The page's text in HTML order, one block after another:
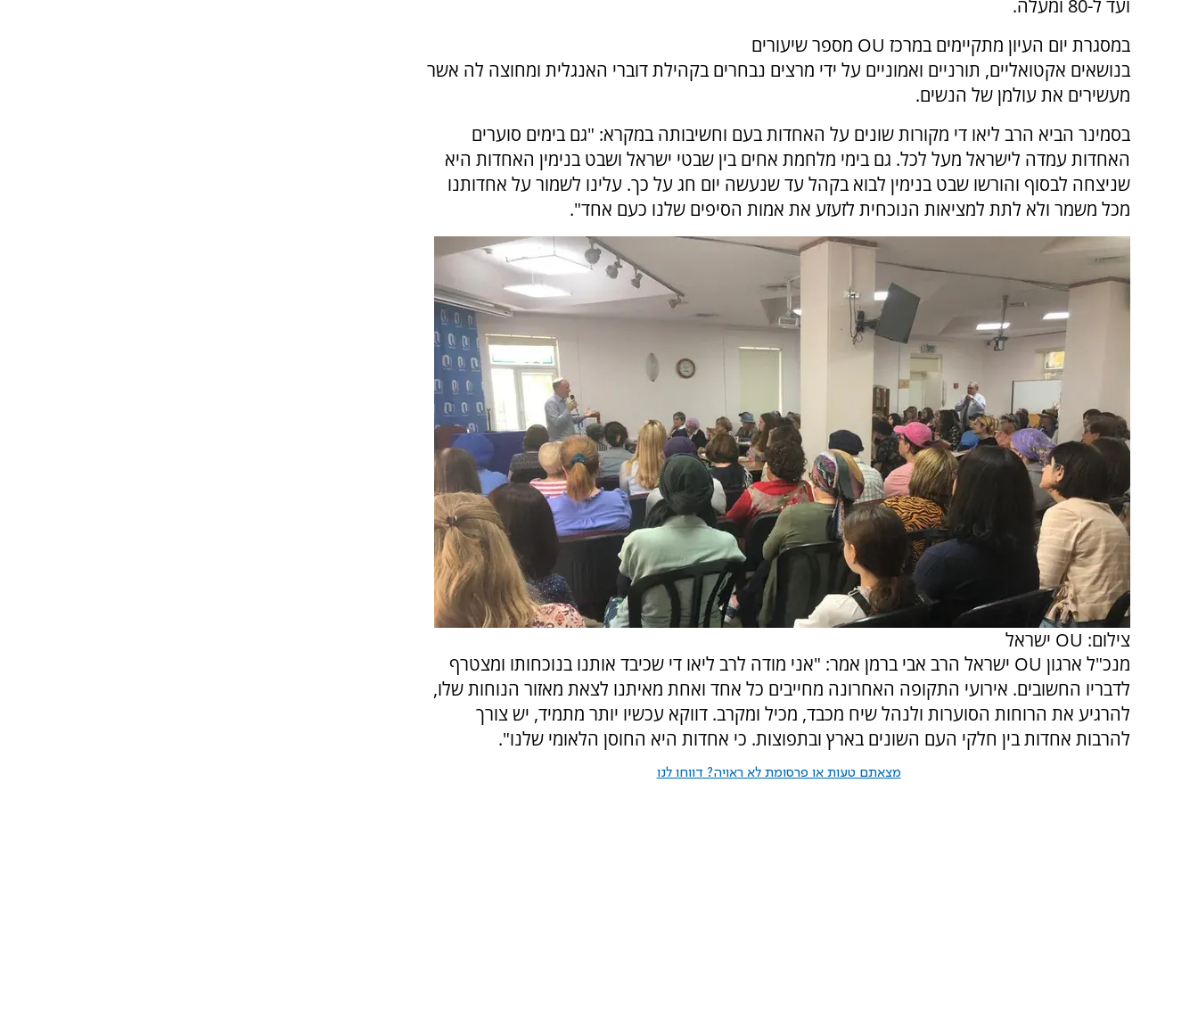
ועד ל-80 ומעלה.
במסגרת יום העיון מתקיימים במרכז OU מספר שיעורים
בנושאים אקטואליים, תורניים ואמוניים על ידי מרצים נבחרים בקהילת דוברי האנגלית ומחוצה לה אשר
מעשירים את עולמן של הנשים.
בסמינר הביא הרב ליאו די מקורות שונים על האחדות בעם וחשיבותה במקרא: "גם בימים סוערים
האחדות עמדה לישראל מעל לכל. גם בימי מלחמת אחים בין שבטי ישראל ושבט בנימין האחדות היא
שניצחה לבסוף והורשו שבט בנימין לבוא בקהל עד שנעשה יום חג על כך. עלינו לשמור על אחדותנו
מכל משמר ולא לתת למציאות הנוכחית לזעזע את אמות הסיפים שלנו כעם אחד".
צילום: OU ישראל
מנכ"ל ארגון OU ישראל הרב אבי ברמן אמר: "אני מודה לרב ליאו די שכיבד אותנו בנוכחותו ומצטרף
לדבריו החשובים. אירועי התקופה האחרונה מחייבים כל אחד ואחת מאיתנו לצאת מאזור הנוחות שלו,
להרגיע את הרוחות הסוערות ולנהל שיח מכבד, מכיל ומקרב. דווקא עכשיו יותר מתמיד, יש צורך
להרבות אחדות בין חלקי העם השונים בארץ ובתפוצות. כי אחדות היא החוסן הלאומי שלנו".
מצאתם טעות או פרסומת לא ראויה? דווחו לנו